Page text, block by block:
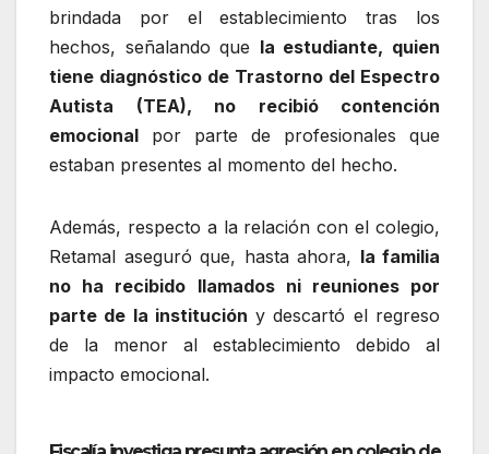
brindada por el establecimiento tras los
hechos, señalando que la estudiante, quien
tiene diagnóstico de Trastorno del Espectro
Autista (TEA), no recibió contención
emocional por parte de profesionales que
estaban presentes al momento del hecho.
Además, respecto a la relación con el colegio,
Retamal aseguró que, hasta ahora, la familia
no ha recibido llamados ni reuniones por
parte de la institución y descartó el regreso
de la menor al establecimiento debido al
impacto emocional.